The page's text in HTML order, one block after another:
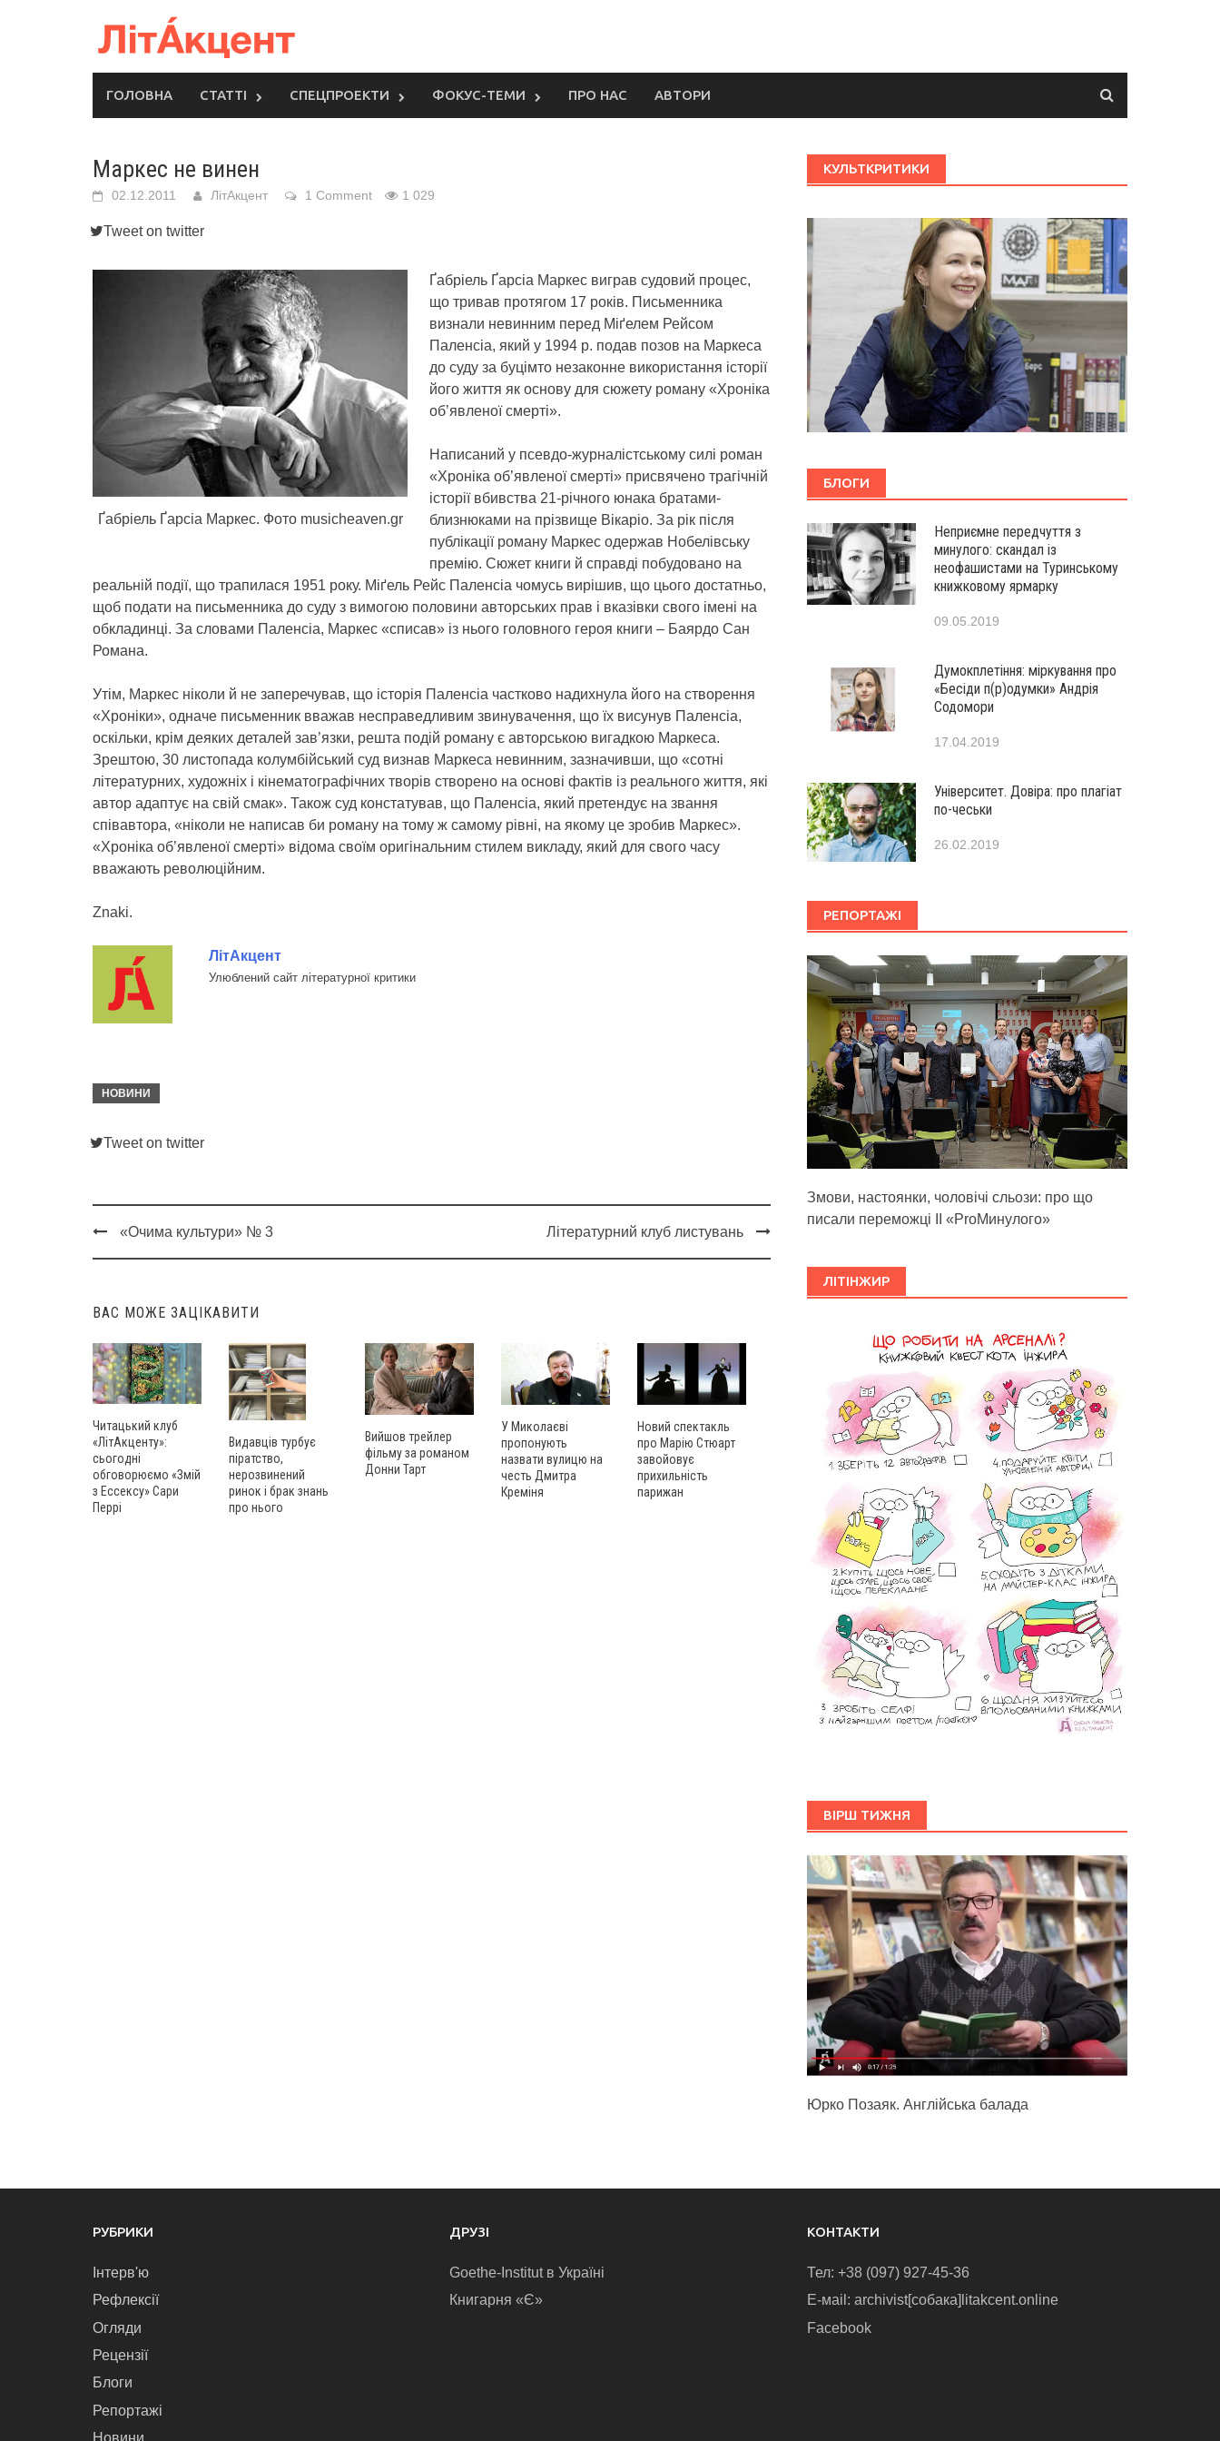
ГОЛОВНА СТАТТІ СПЕЦПРОЕКТИ ФОКУС-ТЕМИ ПРО НАС АВТОРИ
Маркес не винен
02.12.2011 ЛітАкцент 1 Comment 1 029
Tweet on twitter
Ґабріель Ґарсіа Маркес. Фото musicheaven.gr
Ґабріель Ґарсіа Маркес виграв судовий процес,
що тривав протягом 17 років. Письменника
визнали невинним перед Міґелем Рейсом
Паленсіа, який у 1994 р. подав позов на Маркеса
до суду за буцімто незаконне використання історії
його життя як основу для сюжету роману «Хроніка
об’явленої смерті».
Написаний у псевдо-журналістському силі роман
«Хроніка об’явленої смерті» присвячено трагічній
історії вбивства 21-річного юнака братами-
близнюками на прізвище Вікаріо. За рік після
публікації роману Маркес одержав Нобелівську
премію. Сюжет книги й справді побудовано на
реальній події, що трапилася 1951 року. Міґель Рейс Паленсіа чомусь вирішив, що цього достатньо,
щоб подати на письменника до суду з вимогою половини авторських прав і вказівки свого імені на
обкладинці. За словами Паленсіа, Маркес «списав» із нього головного героя книги – Баярдо Сан
Романа.
Утім, Маркес ніколи й не заперечував, що історія Паленсіа частково надихнула його на створення
«Хроніки», одначе письменник вважав несправедливим звинувачення, що їх висунув Паленсіа,
оскільки, крім деяких деталей зав’язки, решта подій роману є авторською вигадкою Маркеса.
Зрештою, 30 листопада колумбійський суд визнав Маркеса невинним, зазначивши, що «сотні
літературних, художніх і кінематографічних творів створено на основі фактів із реального життя, які
автор адаптує на свій смак». Також суд констатував, що Паленсіа, який претендує на звання
співавтора, «ніколи не написав би роману на тому ж самому рівні, на якому це зробив Маркес».
«Хроніка об’явленої смерті» відома своїм оригінальним стилем викладу, який для свого часу
вважають революційним.
Znaki.
ЛітАкцент
Улюблений сайт літературної критики
НОВИНИ
Tweet on twitter
Post
«Очима культури» № 3 Літературний клуб листувань
ВАС МОЖЕ ЗАЦІКАВИТИ
Читацький клуб
«ЛітАкценту»:
сьогодні
обговорюємо «Змій
з Ессексу» Сари
Перрі
Видавців турбує
піратство,
нерозвинений
ринок і брак знань
про нього
Вийшов трейлер
фільму за романом
Донни Тарт
У Миколаєві
пропонують
назвати вулицю на
честь Дмитра
Креміня
Новий спектакль
про Марію Стюарт
завойовує
прихильність
парижан
КУЛЬТКРИТИКИ
БЛОГИ
Неприємне передчуття з
минулого: скандал із
неофашистами на Туринському
книжковому ярмарку
09.05.2019
Думокплетіння: міркування про
«Бесіди п(р)одумки» Андрія
Содомори
17.04.2019
Університет. Довіра: про плагіат
по-чеськи
26.02.2019
РЕПОРТАЖІ
Змови, настоянки, чоловічі сльози: про що
писали переможці ІІ «ProМинулого»
ЛІТІНЖИР
ВІРШ ТИЖНЯ
Юрко Позаяк. Англійська балада
РУБРИКИ
Інтерв'ю
Рефлексії
Огляди
Рецензії
Блоги
Репортажі
Новини
ДРУЗІ
Goethe-Institut в Україні
Книгарня «Є»
КОНТАКТИ
Тел: +38 (097) 927-45-36
E-маіl: archivist[собака]litakcent.online
Facebook